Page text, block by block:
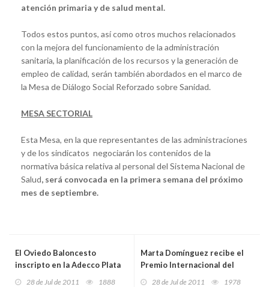
atención primaria y de salud mental.
Todos estos puntos, así como otros muchos relacionados
con la mejora del funcionamiento de la administración
sanitaria, la planificación de los recursos y la generación de
empleo de calidad, serán también abordados en el marco de
la Mesa de Diálogo Social Reforzado sobre Sanidad.
MESA SECTORIAL
Esta Mesa, en la que representantes de las administraciones
y de los sindicatos negociarán los contenidos de la
normativa básica relativa al personal del Sistema Nacional de
Salud, será convocada en la primera semana del próximo
mes de septiembre.
El Oviedo Baloncesto
inscripto en la Adecco Plata
28 de Jul de 2011 1888
Marta Domínguez recibe el
Premio Internacional del
28 de Jul de 2011 1978